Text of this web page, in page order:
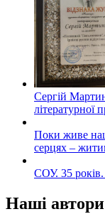
Сергій
літературної
Поки живе
серцях –
СОУ. 35 років.
Наші автори